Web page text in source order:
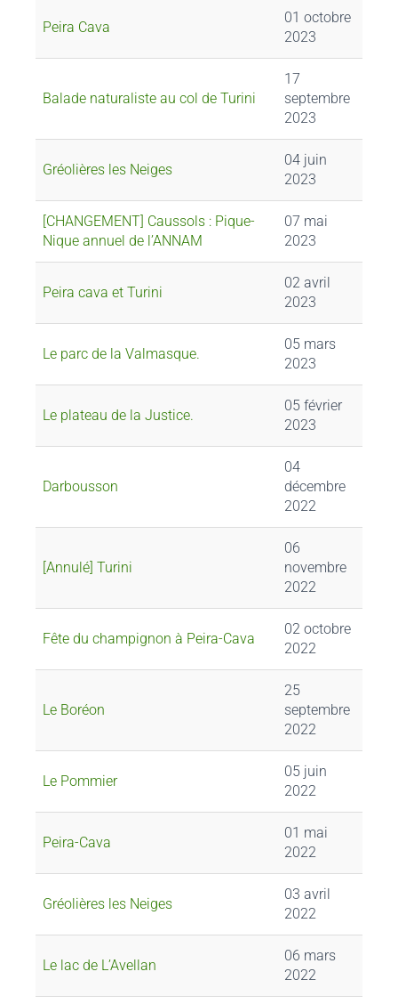
Peira Cava
01 octobre
2023
Balade naturaliste au col de Turini
17
septembre
2023
Gréolières les Neiges
04 juin
2023
[CHANGEMENT] Caussols : Pique-
Nique annuel de l’ANNAM
07 mai
2023
Peira cava et Turini
02 avril
2023
Le parc de la Valmasque.
05 mars
2023
Le plateau de la Justice.
05 février
2023
Darbousson
04
décembre
2022
[Annulé] Turini
06
novembre
2022
Fête du champignon à Peira-Cava
02 octobre
2022
Le Boréon
25
septembre
2022
Le Pommier
05 juin
2022
Peira-Cava
01 mai
2022
Gréolières les Neiges
03 avril
2022
Le lac de L’Avellan
06 mars
2022